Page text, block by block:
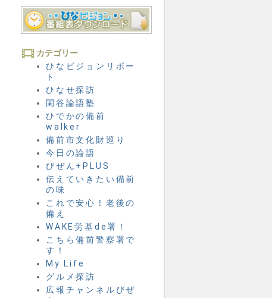
カテゴリー
ひなビジョンリポー
ト
ひなせ探訪
閑谷論語塾
ひでかの備前
walker
備前市文化財巡り
今日の論語
びぜん+PLUS
伝えていきたい備前
の味
これで安心！老後の
備え
WAKE労基de署！
こちら備前警察署で
す！
My Life
グルメ探訪
広報チャンネルびぜ